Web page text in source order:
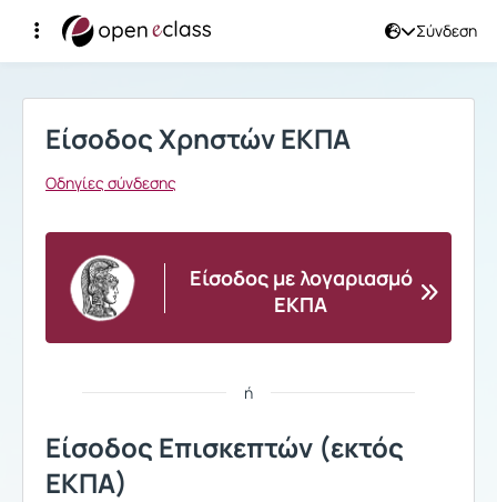
Σύνδεση
Σύνδεση
Είσοδος Χρηστών ΕΚΠΑ
Οδηγίες σύνδεσης
Είσοδος με λογαριασμό
ΕΚΠΑ
ή
Είσοδος Επισκεπτών (εκτός
ΕΚΠΑ)